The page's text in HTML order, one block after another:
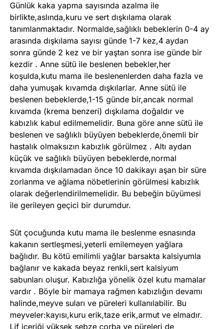
Günlük kaka yapma sayısında azalma ile
birlikte,aslında,kuru ve sert dışkılama olarak
tanımlanmaktadır. Normalde,sağlıklı bebeklerin 0-4 ay
arasında dışkılama sayısı günde 1-7 kez,4 aydan
sonra günde 2 kez ve bir yaştan sonra ise günde bir
kezdir . Anne sütü ile beslenen bebekler,her
koşulda,kutu mama ile beslenenlerden daha fazla ve
daha yumuşak kıvamda dışkılarlar. Anne sütü ile
beslenen bebeklerde,1-15 günde bir,ancak normal
kıvamda (krema benzeri) dışkılama doğaldır ve
kabızlık kabul edilmemelidir. Buna göre anne sütü ile
beslenen ve sağlıklı büyüyen bebeklerde,önemli bir
hastalık olmaksızın kabızlık görülmez . Altı aydan
küçük ve sağlıklı büyüyen bebeklerde,normal
kıvamda dışkılamadan önce 10 dakikayı aşan bir süre
zorlanma ve ağlama nöbetlerinin görülmesi kabızlık
olarak değerlendirilmemelidir. Bu bebeğin büyümesi
ile gerileyen geçici bir durumdur.
Süt çocuğunda kutu mama ile beslenme esnasında
kakanın sertleşmesi,yeterli emilemeyen yağlara
bağlıdır. Bu kötü emilimli yağlar barsakta kalsiyumla
bağlanır ve kakada beyaz renkli,sert kalsiyum
sabunları oluşur. Kabızlığa yönelik özel kutu mamalar
vardır . Böyle bir mamaya rağmen kabızlığın devamı
halinde,meyve suları ve püreleri kullanılabilir. Bu
meyveler:kayısı,kuru erik,taze erik,armut ve elmadır.
Lif içeriği yüksek sebze çorba ve püreleri de